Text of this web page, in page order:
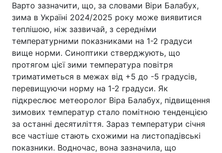
Варто зазначити, що, за словами Віри Балабух,
зима в Україні 2024/2025 року може виявитися
теплішою, ніж зазвичай, з середніми
температурними показниками на 1-2 градуси
вище норми. Синоптики стверджують, що
протягом цієї зими температура повітря
триматиметься в межах від +5 до -5 градусів,
перевищуючи норму на 1-2 градуси. Як
підкреслює метеоролог Віра Балабух, підвищення
зимових температур стало помітною тенденцією
за останні десятиліття. Зараз температури січня
все частіше стають схожими на листопадівські
показники. Водночас, вона зазначила, що